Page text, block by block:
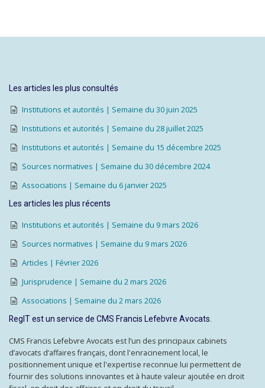
Les articles les plus consultés
Institutions et autorités | Semaine du 30 juin 2025
Institutions et autorités | Semaine du 28 juillet 2025
Institutions et autorités | Semaine du 15 décembre 2025
Sources normatives | Semaine du 30 décembre 2024
Associations | Semaine du 6 janvier 2025
Les articles les plus récents
Institutions et autorités | Semaine du 9 mars 2026
Sources normatives | Semaine du 9 mars 2026
Articles | Février 2026
Jurisprudence | Semaine du 2 mars 2026
Associations | Semaine du 2 mars 2026
RegIT est un service de CMS Francis Lefebvre Avocats.
CMS Francis Lefebvre Avocats est l’un des principaux cabinets
d’avocats d’affaires français, dont l'enracinement local, le
positionnement unique et l'expertise reconnue lui permettent de
fournir des solutions innovantes et à haute valeur ajoutée en droit